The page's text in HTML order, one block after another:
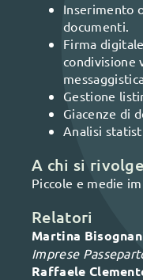
Inserimento
documenti.
Firma
condivisione
Gestione
Giacenze di
Analisi
A chi si
Piccole e medie
Relatori
Martina
Imprese
Raffaele